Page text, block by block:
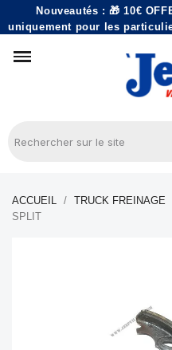
Nouveautés : 🎁 10€
uniquement pour les
ACCUEIL TRUCK FREINAGE
SPLIT